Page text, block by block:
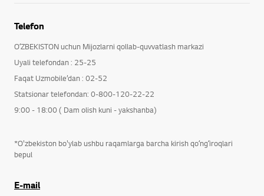
Telefon
OʻZBEKISTON uchun Mijozlarni qollab-quvvatlash markazi
Uyali telefondan : 25-25
Faqat Uzmobile’dan : 02-52
Statsionar telefondan: 0-800-120-22-22
9:00 - 18:00 ( Dam olish kuni - yakshanba)
*O'zbekiston bo'ylab ushbu raqamlarga barcha kirish qoʻngʻiroqlari
bepul
E-mail